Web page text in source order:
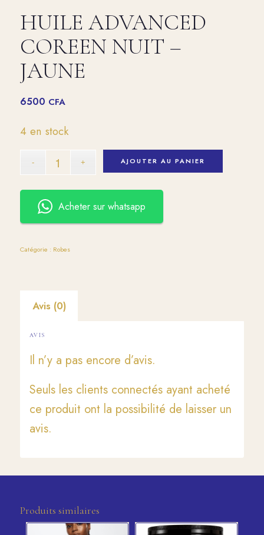
HUILE ADVANCED
COREEN NUIT –
JAUNE
6500 CFA
4 en stock
AJOUTER AU PANIER
Acheter sur whatsapp
Catégorie : Robes
Avis (0)
AVIS
Il n’y a pas encore d’avis.
Seuls les clients connectés ayant acheté
ce produit ont la possibilité de laisser un
avis.
Produits similaires